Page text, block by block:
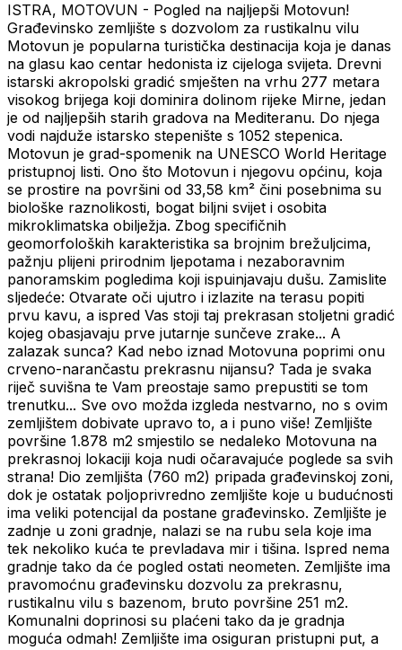
ISTRA, MOTOVUN - Pogled na najljepši Motovun!
Građevinsko zemljište s dozvolom za rustikalnu vilu
Motovun je popularna turistička destinacija koja je danas
na glasu kao centar hedonista iz cijeloga svijeta. Drevni
istarski akropolski gradić smješten na vrhu 277 metara
visokog brijega koji dominira dolinom rijeke Mirne, jedan
je od najljepših starih gradova na Mediteranu. Do njega
vodi najduže istarsko stepenište s 1052 stepenica.
Motovun je grad-spomenik na UNESCO World Heritage
pristupnoj listi. Ono što Motovun i njegovu općinu, koja
se prostire na površini od 33,58 km² čini posebnima su
biološke raznolikosti, bogat biljni svijet i osobita
mikroklimatska obilježja. Zbog specifičnih
geomorfoloških karakteristika sa brojnim brežuljcima,
pažnju plijeni prirodnim ljepotama i nezaboravnim
panoramskim pogledima koji ispuinjavaju dušu. Zamislite
sljedeće: Otvarate oči ujutro i izlazite na terasu popiti
prvu kavu, a ispred Vas stoji taj prekrasan stoljetni gradić
kojeg obasjavaju prve jutarnje sunčeve zrake... A
zalazak sunca? Kad nebo iznad Motovuna poprimi onu
crveno-narančastu prekrasnu nijansu? Tada je svaka
riječ suvišna te Vam preostaje samo prepustiti se tom
trenutku... Sve ovo možda izgleda nestvarno, no s ovim
zemljištem dobivate upravo to, a i puno više! Zemljište
površine 1.878 m2 smjestilo se nedaleko Motovuna na
prekrasnoj lokaciji koja nudi očaravajuće poglede sa svih
strana! Dio zemljišta (760 m2) pripada građevinskoj zoni,
dok je ostatak poljoprivredno zemljište koje u budućnosti
ima veliki potencijal da postane građevinsko. Zemljište je
zadnje u zoni gradnje, nalazi se na rubu sela koje ima
tek nekoliko kuća te prevladava mir i tišina. Ispred nema
gradnje tako da će pogled ostati neometen. Zemljište ima
pravomoćnu građevinsku dozvolu za prekrasnu,
rustikalnu vilu s bazenom, bruto površine 251 m2.
Komunalni doprinosi su plaćeni tako da je gradnja
moguća odmah! Zemljište ima osiguran pristupni put, a